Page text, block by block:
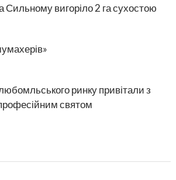
Сильному вигоріло 2 га сухостою
ринку привітали з
святом